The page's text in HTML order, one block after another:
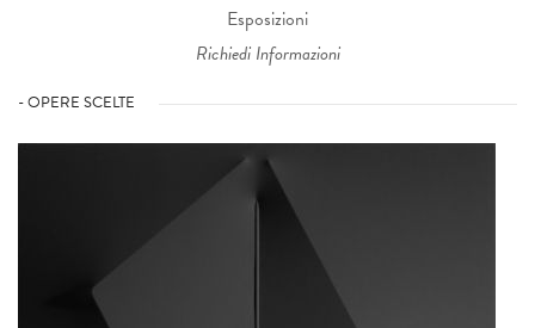
Esposizioni
Richiedi Informazioni
- OPERE SCELTE